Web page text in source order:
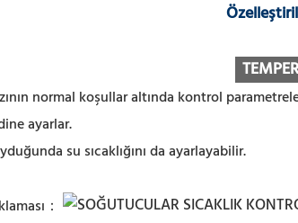
normal koşullar altında kontrol
ayarlar.
su sıcaklığını da ayarlayabilir.
：